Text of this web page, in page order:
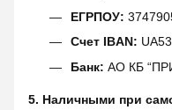
ЕГРПОУ:
Счет IBAN:
Банк: АО КБ
5. Наличными при